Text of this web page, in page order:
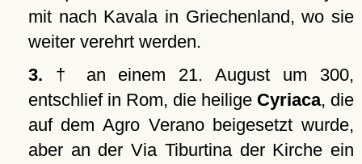
mit nach Kavala in Griechenland, wo sie
weiter verehrt werden.
3. † an einem 21. August um 300,
entschlief in Rom, die heilige Cyriaca, die
auf dem Agro Verano beigesetzt wurde,
aber an der Via Tiburtina der Kirche ein